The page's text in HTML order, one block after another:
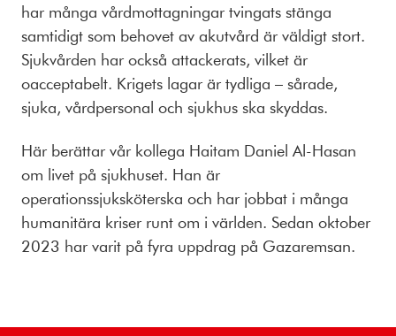
har många vårdmottagningar tvingats stänga
samtidigt som behovet av akutvård är väldigt stort.
Sjukvården har också attackerats, vilket är
oacceptabelt. Krigets lagar är tydliga – sårade,
sjuka, vårdpersonal och sjukhus ska skyddas.
Här berättar vår kollega Haitam Daniel Al-Hasan
om livet på sjukhuset. Han är
operationssjuksköterska och har jobbat i många
humanitära kriser runt om i världen. Sedan oktober
2023 har varit på fyra uppdrag på Gazaremsan.